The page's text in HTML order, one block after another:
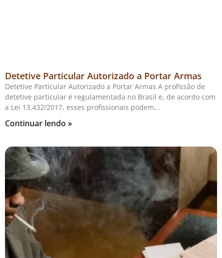
Detetive Particular Autorizado a Portar Armas
Detetive Particular Autorizado a Portar Armas A profissão de
detetive particular é regulamentada no Brasil e, de acordo com
a Lei 13.432/2017, esses profissionais podem
Continuar lendo »